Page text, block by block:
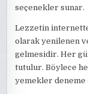
seçenekler sunar.
Lezzetin
olarak yenilenen
gelmesidir. Her
tutulur. Böylece
yemekler deneme